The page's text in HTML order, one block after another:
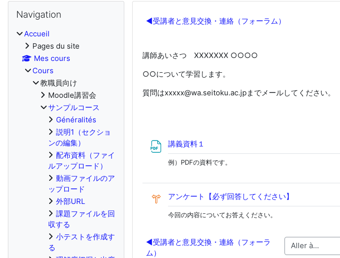
Résumé de section
◀︎受講者と意見交換・連絡（フォーラム）
講師あいさつ XXXXXXX ○○○○
○○について学習します。
質問はxxxxx@wa.seitoku.ac.jpまでメールしてください。
講義資料１
例）PDFの資料です。
アンケート【必ず回答してください】
今回の内容についてお答えください。
◀︎受講者と意見交換・連絡（フォーラ
ム）
Blocs
Navigation
Accueil
Pages du site
Mes cours
Cours
教職員向け
Moodle講習会
サンプルコース
Généralités
説明1（セクショ
ンの編集）
配布資料（ファイ
ルアップロード）
動画ファイルのア
ップロード
外部URL
課題ファイルを回
収する
小テストを作成す
る